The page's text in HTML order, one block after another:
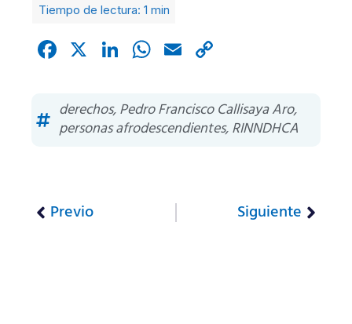
Facebook
X LinkedIn
WhatsApp
Email
derechos,Pedro Francisco Callisaya Aro,
personas afrodescendientes,RINNDHCA
Previo Siguiente